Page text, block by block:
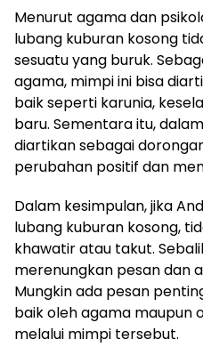
Menurut agama dan
lubang kuburan kosong
sesuatu yang buruk.
agama, mimpi ini bisa
baik seperti karunia,
baru. Sementara itu,
diartikan sebagai
perubahan positif dan
Dalam kesimpulan, jika
lubang kuburan kosong,
khawatir atau takut.
merenungkan pesan dan
Mungkin ada pesan
baik oleh agama maupun
melalui mimpi tersebut.